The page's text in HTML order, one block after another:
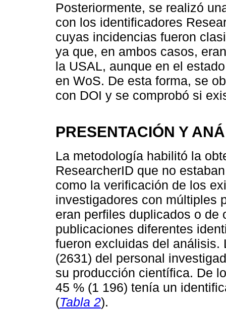
Posteriormente, se realizó
con los identificadores
cuyas incidencias fueron
ya que, en ambos casos,
la USAL, aunque en el
en WoS. De esta forma, se
con DOI y se comprobó si
PRESENTACIÓN Y
La metodología habilitó la
ResearcherID que no
como la verificación de los
investigadores con múltiples
eran perfiles duplicados o de
publicaciones diferentes
fueron excluidas del análisis.
(2631) del personal
su producción científica. De
45 % (1 196) tenía un
(Tabla 2).